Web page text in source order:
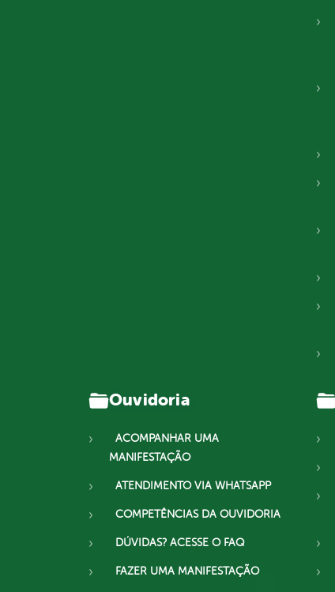
Ouvidoria
ACOMPANHAR UMA
MANIFESTAÇÃO
ATENDIMENTO VIA WHATSAPP
COMPETÊNCIAS DA OUVIDORIA
DÚVIDAS? ACESSE O FAQ
FAZER UMA MANIFESTAÇÃO